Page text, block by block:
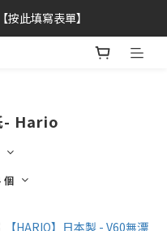
此填寫表單】
- Hario
個